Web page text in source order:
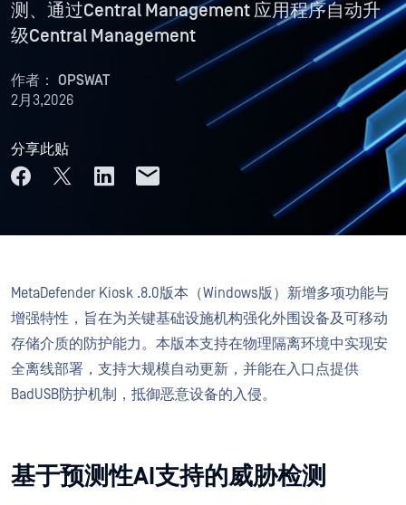
测、通过Central Management 应用程序自动升
级Central Management
作者： OPSWAT
2月3,2026
分享此贴
MetaDefender Kiosk .8.0版本（Windows版）新增多项功能与
增强特性，旨在为关键基础设施机构强化外围设备及可移动
存储介质的防护能力。本版本支持在物理隔离环境中实现安
全离线部署，支持大规模自动更新，并能在入口点提供
BadUSB防护机制，抵御恶意设备的入侵。
基于预测性AI支持的威胁检测